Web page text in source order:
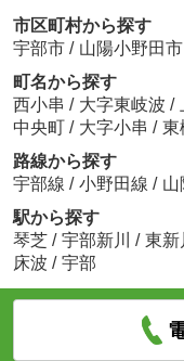
市区町村から探す
宇部市 / 山陽小野田市
町名から探す
西小串 / 大字東岐波 /
中央町 / 大字小串 / 東
路線から探す
宇部線 / 小野田線 / 山
駅から探す
琴芝 / 宇部新川 / 東新
床波 / 宇部